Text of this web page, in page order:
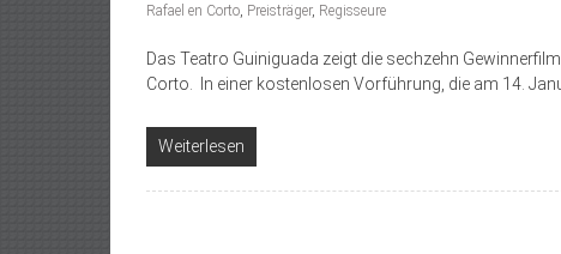
Rafael en Corto, Preisträger, Regisseure
Das Teatro Guiniguada zeigt die sechzehn
Corto. In einer kostenlosen Vorführung, die am 14.
Weiterlesen